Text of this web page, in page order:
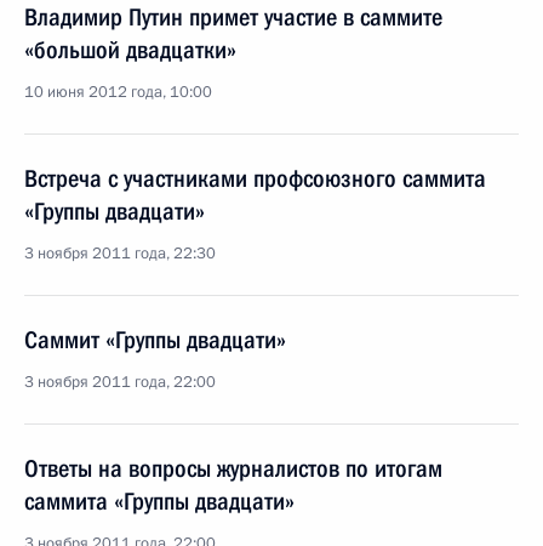
Владимир Путин примет участие в саммите
«большой двадцатки»
10 июня 2012 года, 10:00
Встреча с участниками профсоюзного саммита
«Группы двадцати»
3 ноября 2011 года, 22:30
Саммит «Группы двадцати»
3 ноября 2011 года, 22:00
Ответы на вопросы журналистов по итогам
саммита «Группы двадцати»